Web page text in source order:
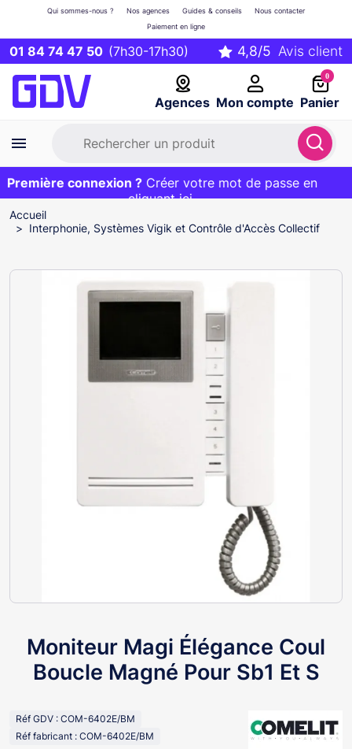
01 84 74 47 50 (7h30-17h30)
Agences Mon compte
Qui sommes-nous ? Nos agences Guides & conseils
Nous contacter
Paiement en ligne
0
Panier
Première commande ?20€ OFFERT sur votre panier
et livraison 24/48h gratuite avec le codeBIENVENUE
Première connexion ?Créer votre mot de passe en
cliquant ici
EXCLU WEB :
Accueil
Interphonie, Systèmes Vigik et Contrôle d'Accès Collectif
Moniteur Magi Élégance Coul
Boucle Magné Pour Sb1 Et S
Réf GDV : COM-6402E/BM
Réf fabricant : COM-6402E/BM